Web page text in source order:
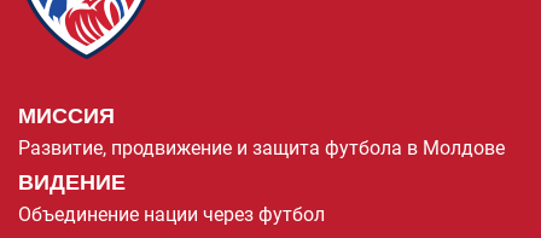
МИССИЯ
Развитие, продвижение и защита футбола в Молдове
ВИДЕНИЕ
Объединение нации через футбол